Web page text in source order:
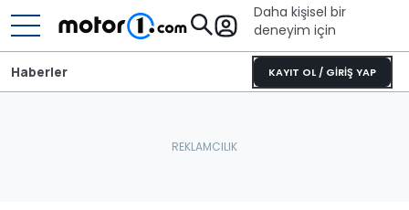
Daha kişisel bir
deneyim için
KAYIT OL / GİRİŞ YAP
Haberler